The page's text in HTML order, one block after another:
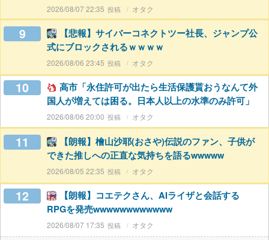
2026/08/07 22:35 オタク
9
【悲報】サイバーコネクトツー社長、ジャンプ公
式にブロックされるｗｗｗｗ
2026/08/06 23:45 オタク
10
高市「永住許可が出たら生活保護貰おうなんて外
国人が増えては困る。日本人以上の水準のみ許可」
2026/08/06 20:00 オタク
11
【朗報】檜山沙耶(おさや)伝説のファン、子供が
できた推しへの正直な気持ちを語るwwwww
2026/08/05 22:35 オタク
12
【朗報】コエテクさん、AIライザと会話する
RPGを発売wwwwwwwwwwww
2026/08/07 17:35 オタク